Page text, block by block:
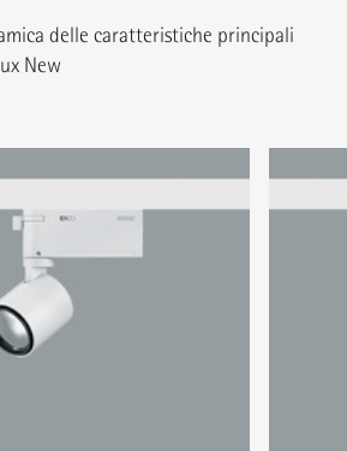
delle caratteristiche principali
New